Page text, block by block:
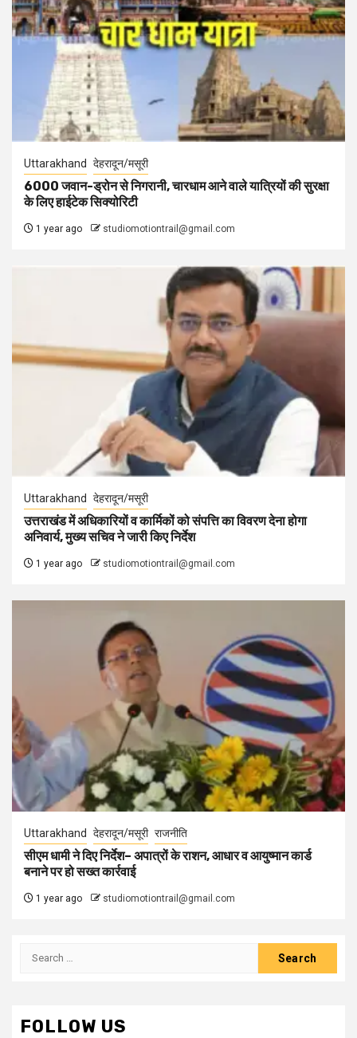
Uttarakhand देहरादून/मसूरी
6000 जवान-ड्रोन से निगरानी, चारधाम आने वाले यात्रियों की सुरक्षा
के लिए हाईटेक सिक्योरिटी
1 year ago studiomotiontrail@gmail.com
Uttarakhand देहरादून/मसूरी
उत्तराखंड में अधिकारियों व कार्मिकों को संपत्ति का विवरण देना होगा
अनिवार्य, मुख्य सचिव ने जारी किए निर्देश
1 year ago studiomotiontrail@gmail.com
Uttarakhand देहरादून/मसूरी राजनीति
सीएम धामी ने दिए निर्देश– अपात्रों के राशन, आधार व आयुष्मान कार्ड
बनाने पर हो सख्त कार्रवाई
1 year ago studiomotiontrail@gmail.com
Search
FOLLOW US